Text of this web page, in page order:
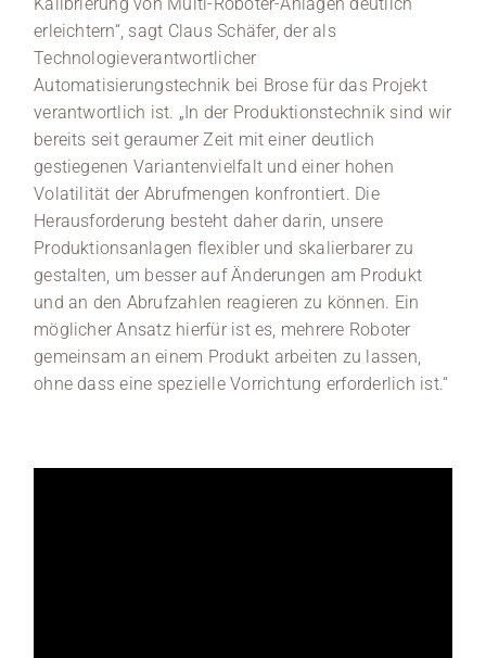
erleichtern“, sagt Claus Schäfer, der als
Technologieverantwortlicher
Automatisierungstechnik bei Brose für das Projekt
verantwortlich ist. „In der Produktionstechnik sind wir
bereits seit geraumer Zeit mit einer deutlich
gestiegenen Variantenvielfalt und einer hohen
Volatilität der Abrufmengen konfrontiert. Die
Herausforderung besteht daher darin, unsere
Produktionsanlagen flexibler und skalierbarer zu
gestalten, um besser auf Änderungen am Produkt
und an den Abrufzahlen reagieren zu können. Ein
möglicher Ansatz hierfür ist es, mehrere Roboter
gemeinsam an einem Produkt arbeiten zu lassen,
ohne dass eine spezielle Vorrichtung erforderlich ist.“